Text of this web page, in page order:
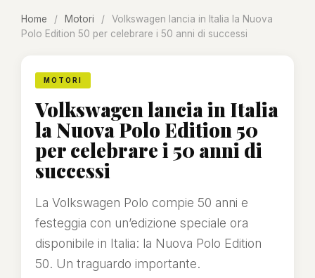
Home / Motori /
Volkswagen lancia in Italia la Nuova
Polo Edition 50 per celebrare i 50 anni di successi
MOTORI
Volkswagen lancia in Italia
la Nuova Polo Edition 50
per celebrare i 50 anni di
successi
La Volkswagen Polo compie 50 anni e
festeggia con un’edizione speciale ora
disponibile in Italia: la Nuova Polo Edition
50. Un traguardo importante.